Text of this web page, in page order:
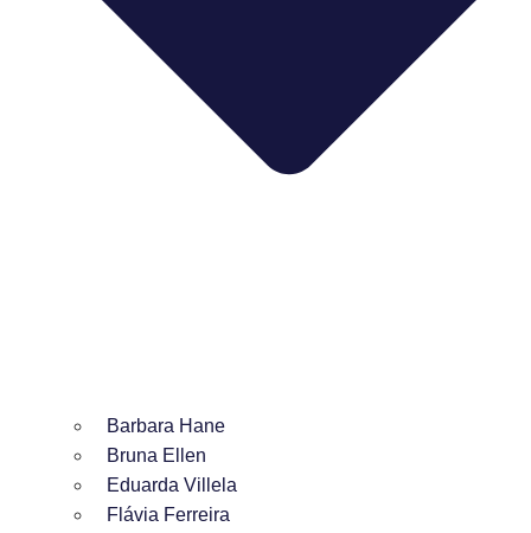
Barbara Hane
Bruna Ellen
Eduarda Villela
Flávia Ferreira